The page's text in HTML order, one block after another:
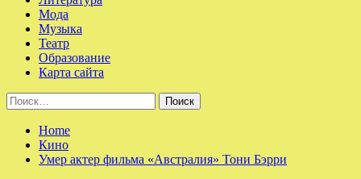
Мода
Музыка
Театр
Образование
Карта сайта
Найти:
Home
Кино
Умер актер фильма «Австралия» Тони Бэрри